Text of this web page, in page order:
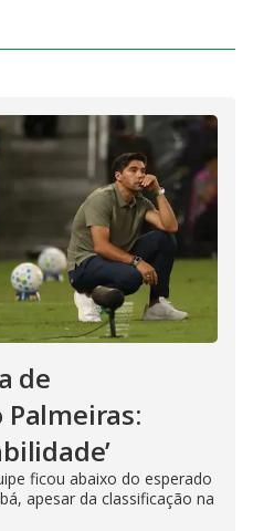
de
ficou abaixo do esperado
apesar da classificação na